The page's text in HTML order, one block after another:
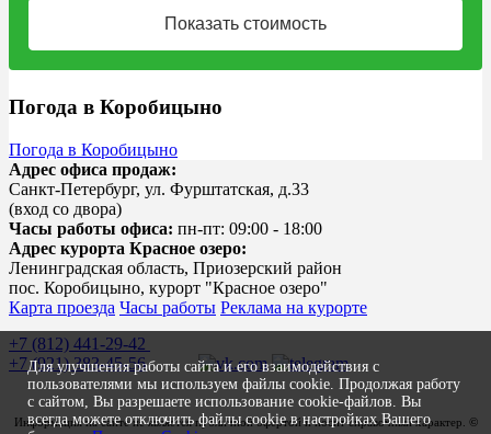
Для улучшения работы сайта и его взаимодействия с
пользователями мы используем файлы cookie. Продолжая работу
с сайтом, Вы разрешаете использование cookie-файлов. Вы
всегда можете отключить файлы cookie в настройках Вашего
Погода в Коробицыно
Погода в Коробицыно
Адрес офиса продаж:
Санкт-Петербург, ул. Фурштатская, д.33
(вход со двора)
Часы работы офиса: пн-пт: 09:00 - 18:00
Адрес курорта Красное озеро:
Ленинградская область, Приозерский район
пос. Коробицыно, курорт "Красное озеро"
Карта проезда Часы работы Реклама на курорте
+7 (812) 441-29-42
+7 (921) 383-45-56
Информация на сайте не является публичной офертой и носит справочный характер. ©